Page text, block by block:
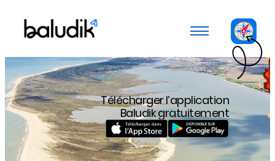
Télécharger l’application
Baludik gratuitement